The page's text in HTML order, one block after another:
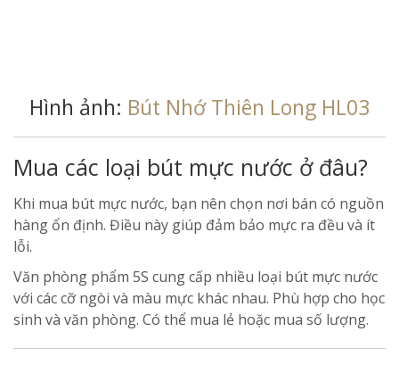
Hình ảnh: Bút Nhớ Thiên Long HL03
Mua các loại bút mực nước ở đâu?
Khi mua bút mực nước, bạn nên chọn nơi bán có nguồn
hàng ổn định. Điều này giúp đảm bảo mực ra đều và ít
lỗi.
Văn phòng phẩm 5S cung cấp nhiều loại bút mực nước
với các cỡ ngòi và màu mực khác nhau. Phù hợp cho học
sinh và văn phòng. Có thể mua lẻ hoặc mua số lượng.